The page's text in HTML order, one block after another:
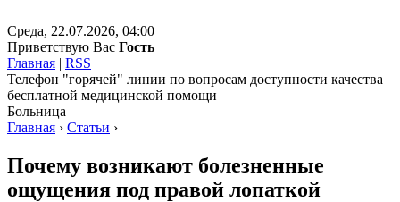
Среда, 22.07.2026, 04:00
Приветствую Вас Гость
Главная | RSS
Телефон "горячей" линии по вопросам доступности качества
бесплатной медицинской помощи
Больница
Главная › Статьи ›
Почему возникают болезненные
ощущения под правой лопаткой